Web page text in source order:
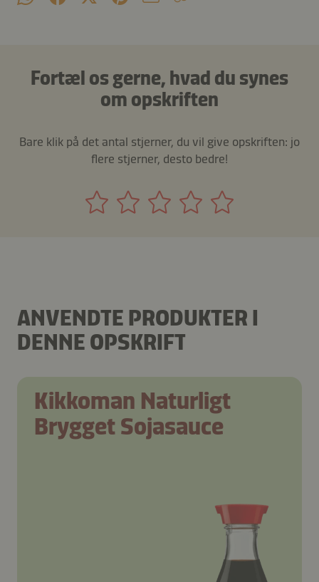
Fortæl os gerne, hvad du synes
om opskriften
Bare klik på det antal stjerner, du vil give opskriften: jo
flere stjerner, desto bedre!
ANVENDTE PRODUKTER I
DENNE OPSKRIFT
Kikkoman Naturligt
Brygget Sojasauce